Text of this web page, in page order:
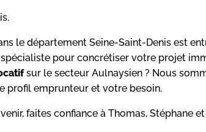
le département Seine-Saint-Denis est
pour concrétiser votre projet
sur le secteur Aulnaysien ? Nous
profil emprunteur et votre besoin.
faites confiance à Thomas, Stéphane